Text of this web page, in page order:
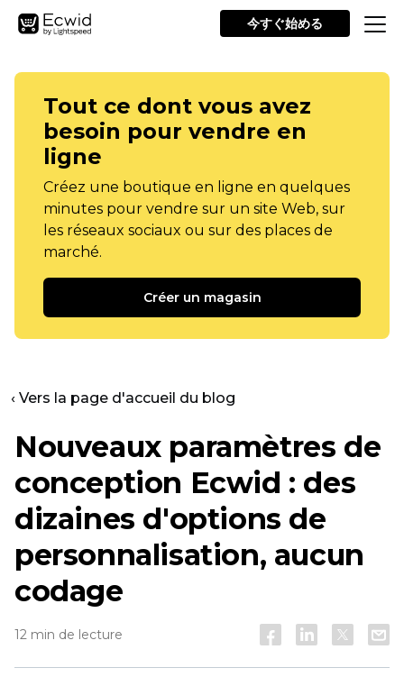
今すぐ始める
Tout ce dont vous avez
besoin pour vendre en
ligne
Créez une boutique en ligne en quelques
minutes pour vendre sur un site Web, sur
les réseaux sociaux ou sur des places de
marché.
Créer un magasin
‹ Vers la page d'accueil du blog
Nouveaux paramètres de
conception Ecwid : des
dizaines d'options de
personnalisation, aucun
codage
12 min de lecture